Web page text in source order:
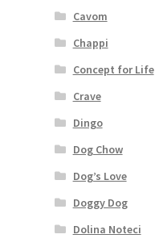
Cavom
Chappi
Concept for Life
Crave
Dingo
Dog Chow
Dog’s Love
Doggy Dog
Dolina Noteci